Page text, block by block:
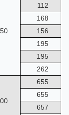
112
168
156
195
195
262
655
655
657